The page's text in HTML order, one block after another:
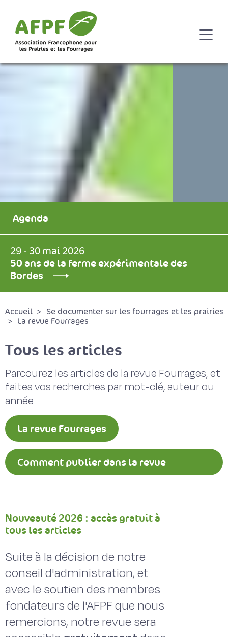
Agenda
29 - 30 mai 2026
50 ans de la ferme expérimentale des
Bordes
Accueil
Se documenter sur les fourrages et les prairies
La revue Fourrages
Tous les articles
Parcourez les articles de la revue Fourrages, et
faites vos recherches par mot-clé, auteur ou
année
La revue Fourrages
Comment publier dans la revue
Nouveauté 2026 : accès gratuit à
tous les articles
Suite à la décision de notre
conseil d'administration, et
avec le soutien des membres
fondateurs de l'AFPF que nous
remercions, notre revue sera